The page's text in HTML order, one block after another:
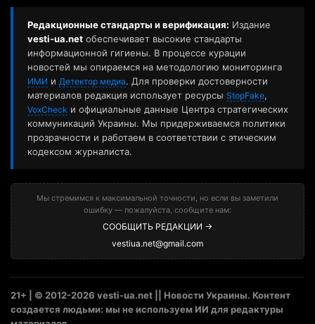
Редакционные стандарты и верификация: Издание
vesti-ua.net обеспечивает высокие стандарты
информационной гигиены. В процессе курации
новостей мы опираемся на методологию мониторинга
ИМИ и Детектор медиа. Для проверки достоверности
материалов редакция использует ресурсы StopFake,
VoxCheck и официальные данные Центра стратегических
коммуникаций Украины. Мы придерживаемся политики
прозрачности и работаем в соответствии с этическим
кодексом журналиста.
Мы стремимся к максимальной точности, но если вы заметили
ошибку — пожалуйста, сообщите нам:
СООБЩИТЬ РЕДАКЦИИ →
vestiua.net@gmail.com
21+ | © 2012-2026 vesti-ua.net || Новости Украины. Контент
создается людьми: мы не используем ИИ для редактуры